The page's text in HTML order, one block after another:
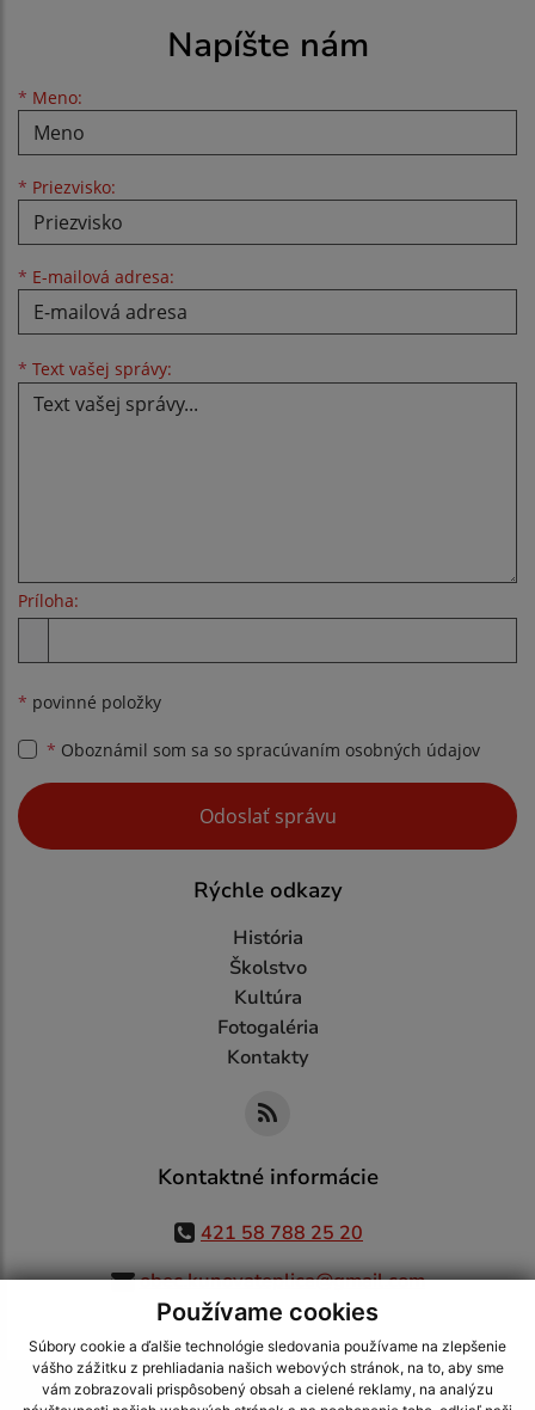
Používame cookies
Súbory cookie a ďalšie technológie sledovania používame na zlepšenie
vášho zážitku z prehliadania našich webových stránok, na to, aby sme
vám zobrazovali prispôsobený obsah a cielené reklamy, na analýzu
Napíšte nám
* Meno:
Meno
* Priezvisko:
Priezvisko
* E-mailová adresa:
E-mailová adresa
* Text vašej správy:
Príloha:
* povinné položky
* Oboznámil som sa so spracúvaním osobných údajov
Google reCaptcha Response
Odoslať správu
Rýchle odkazy
História
Školstvo
Kultúra
Fotogaléria
Kontakty
Kontaktné informácie
421 58 788 25 20
obec.kunovateplica@gmail.com
využite možnosť získavania aktuálnych informácií s využitím RSS